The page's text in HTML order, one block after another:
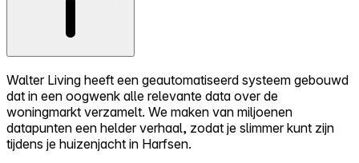
Walter Living heeft een geautomatiseerd systeem gebouwd
dat in een oogwenk alle relevante data over de
woningmarkt verzamelt. We maken van miljoenen
datapunten een helder verhaal, zodat je slimmer kunt zijn
tijdens je huizenjacht in Harfsen.